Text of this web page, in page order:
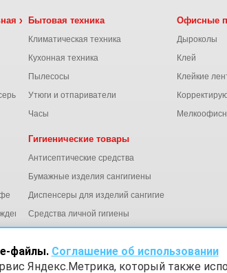
химия
Бытовая техника
Климатическая техника
Кухонная техника
Пылесосы
Утюги и отпариватели
Часы
Офисные
Дыроколы
Клей
Клейкие
Гигиенические товары
Антисептические средства
Бумажные изделия сангигиены
Диспенсеры для изделий сангигиены
Средства личной гигиены
файлы. Соглашение об использовании
Яндекс.Метрика, который также